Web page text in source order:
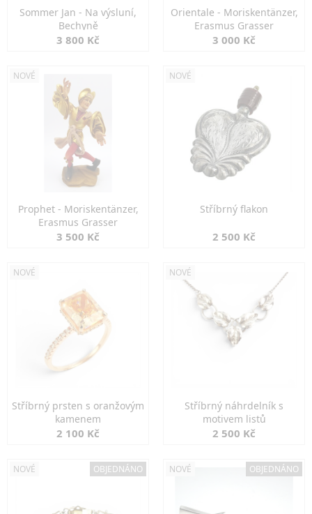
Sommer Jan - Na výsluní,
Bechyně
3 800 Kč
Orientale - Moriskentänzer,
Erasmus Grasser
3 000 Kč
NOVÉ
Prophet - Moriskentänzer,
Erasmus Grasser
3 500 Kč
NOVÉ
Stříbrný flakon
2 500 Kč
NOVÉ
Stříbrný prsten s oranžovým
kamenem
2 100 Kč
NOVÉ
Stříbrný náhrdelník s
motivem listů
2 500 Kč
NOVÉ OBJEDNÁNO NOVÉ OBJEDNÁNO